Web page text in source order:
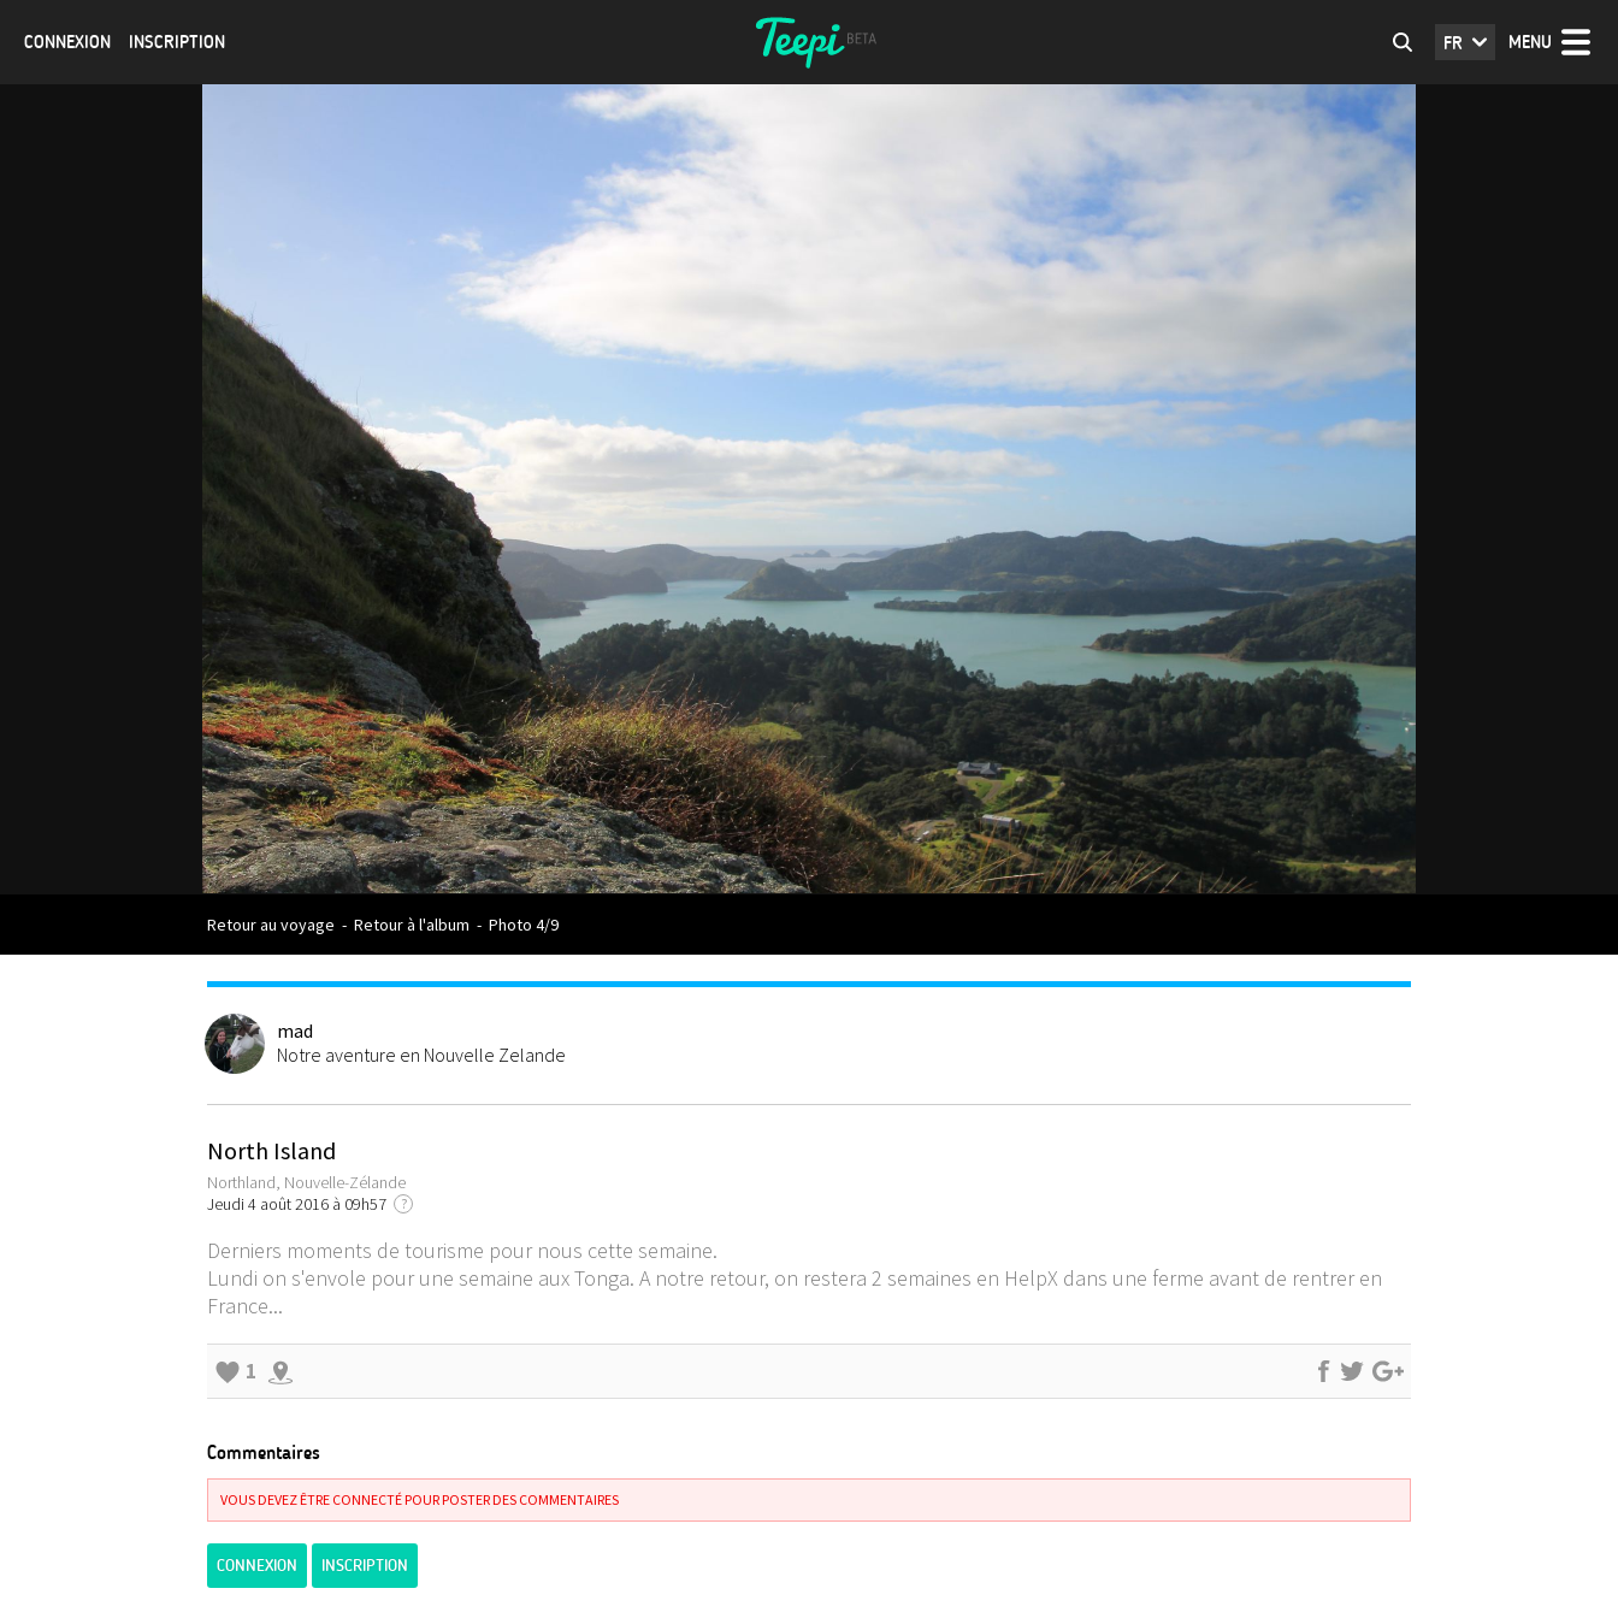
CONNEXION INSCRIPTION MENU
FR
Retour au voyage - Retour à l'album - Photo 4/9
mad
Notre aventure en Nouvelle Zelande
North Island
Northland, Nouvelle-Zélande
Jeudi 4 août 2016 à 09h57
?
Derniers moments de tourisme pour nous cette semaine.
Lundi on s'envole pour une semaine aux Tonga. A notre retour, on restera 2 semaines en HelpX dans une ferme avant de rentrer en
France...
1
Commentaires
VOUS DEVEZ ÊTRE CONNECTÉ POUR POSTER DES COMMENTAIRES
CONNEXION INSCRIPTION